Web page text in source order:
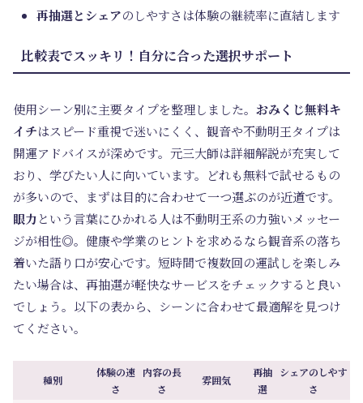
再抽選とシェアのしやすさは体験の継続率に直結します
比較表でスッキリ！自分に合った選択サポート
使用シーン別に主要タイプを整理しました。 おみくじ無料キ
イチはスピード重視で迷いにくく、観音や不動明王タイプは
開運アドバイスが深めです。元三大師は詳細解説が充実して
おり、学びたい人に向いています。どれも無料で試せるもの
が多いので、まずは目的に合わせて一つ選ぶのが近道です。
眼力という言葉にひかれる人は不動明王系の力強いメッセー
ジが相性◎。健康や学業のヒントを求めるなら観音系の落ち
着いた語り口が安心です。短時間で複数回の運試しを楽しみ
たい場合は、再抽選が軽快なサービスをチェックすると良い
でしょう。以下の表から、シーンに合わせて最適解を見つけ
てください。
種別
体験の速
さ
内容の長
さ
雰囲気
再抽
選
シェアのしやす
さ